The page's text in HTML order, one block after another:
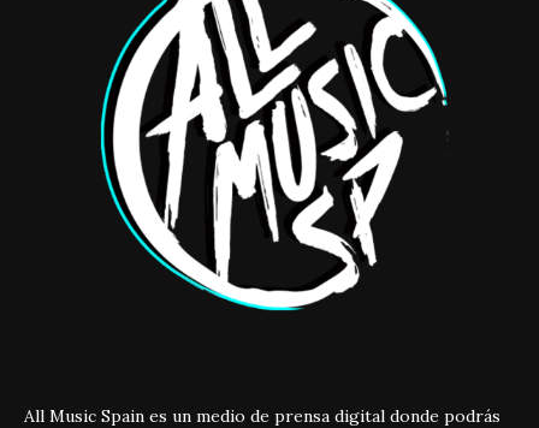
All Music Spain es un medio de prensa digital donde podrás